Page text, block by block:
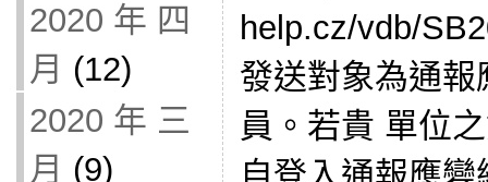
2020 年 四
月 (12)
2020 年 三
月 (9)
help.cz/vdb/
發送對象為通
員。若貴 單位